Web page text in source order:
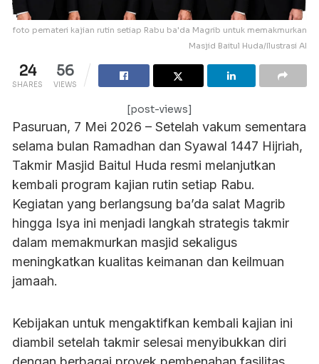
foto pemateri kajian rutin setiap Rabu ba'da Magrib untuk memakmurkan
Masjid Baitul Huda/Ilustrasi AI
24
SHARES
56
VIEWS
[post-views]
Pasuruan, 7 Mei 2026 – Setelah vakum sementara
selama bulan Ramadhan dan Syawal 1447 Hijriah,
Takmir Masjid Baitul Huda resmi melanjutkan
kembali program kajian rutin setiap Rabu.
Kegiatan yang berlangsung ba’da salat Magrib
hingga Isya ini menjadi langkah strategis takmir
dalam memakmurkan masjid sekaligus
meningkatkan kualitas keimanan dan keilmuan
jamaah.
Kebijakan untuk mengaktifkan kembali kajian ini
diambil setelah takmir selesai menyibukkan diri